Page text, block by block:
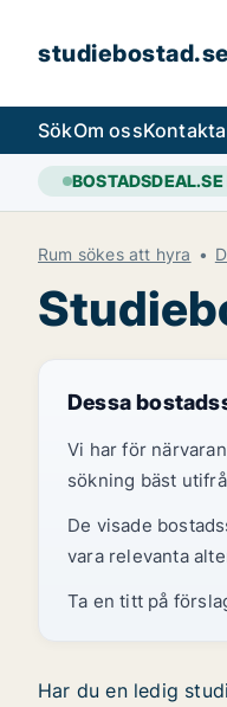
studiebostad.se
SökOm oss
BOSTADSDEAL.SE
Rum sökes att hyra
Dessa
Vi har för
sökning bäst
De visade
vara relevanta
Ta en titt på
Har du en ledig